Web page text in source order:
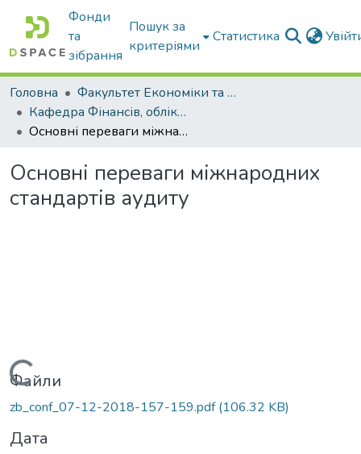
Фонди
та
зібрання
Пошук за
критеріями
Статистика
Головна
Факультет Економіки та бізнесу
Кафедра Фінансів, обліку і оподаткування
Основні переваги міжнародних стандартів аудиту
Основні переваги міжнародних
стандартів аудиту
Вантажиться...
Файли
zb_conf_07-12-2018-157-159.pdf(106.32 KB)
Дата